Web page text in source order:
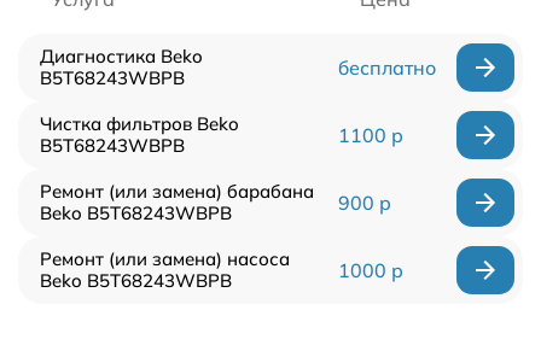
Диагностика Beko
B5T68243WBPB
бесплатно
Чистка фильтров Beko
B5T68243WBPB
1100 р
Ремонт (или замена) барабана
Beko B5T68243WBPB
900 р
Ремонт (или замена) насоса
Beko B5T68243WBPB
1000 р